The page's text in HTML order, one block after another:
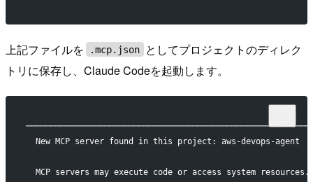
上記ファイルを .mcp.json
としてプロジェクトのディレク
トリに保存し、Claude Codeを起動します。
  New MCP server found in this project: aws-devops-agent
MCP servers may execute code or access system